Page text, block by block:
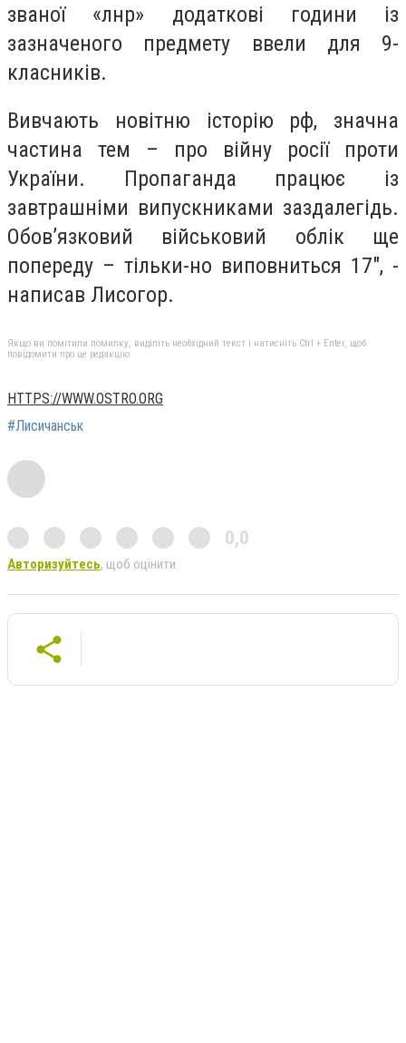
званої «лнр» додаткові години із
зазначеного предмету ввели для 9-
класників.
Вивчають новітню історію рф, значна
частина тем – про війну росії проти
України. Пропаганда працює із
завтрашніми випускниками заздалегідь.
Обов’язковий військовий облік ще
попереду – тільки-но виповниться 17", -
написав Лисогор.
Якщо ви помітили помилку, виділіть необхідний текст і натисніть Ctrl + Enter, щоб
повідомити про це редакцію
HTTPS://WWW.OSTRO.ORG
#Лисичанськ
0,0
Авторизуйтесь, щоб оцінити